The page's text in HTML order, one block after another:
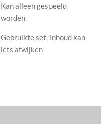
Kan alleen gespeeld
worden
Gebruikte set, inhoud kan
iets afwijken